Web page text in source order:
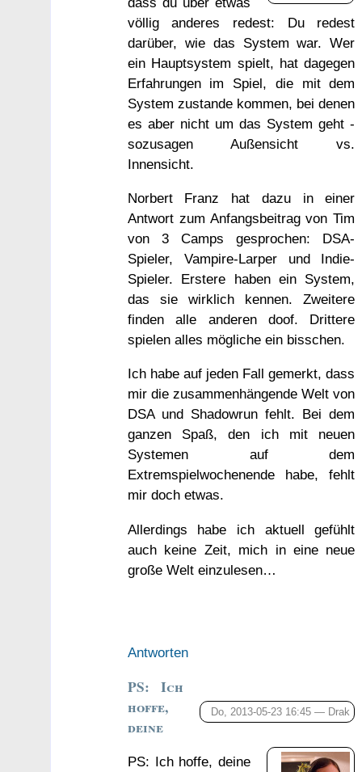
völlig anderes redest: Du redest
darüber, wie das System war. Wer
ein Hauptsystem spielt, hat dagegen
Erfahrungen im Spiel, die mit dem
System zustande kommen, bei denen
es aber nicht um das System geht -
sozusagen Außensicht vs.
Innensicht.
Norbert Franz hat dazu in einer
Antwort zum Anfangsbeitrag von Tim
von 3 Camps gesprochen: DSA-
Spieler, Vampire-Larper und Indie-
Spieler. Erstere haben ein System,
das sie wirklich kennen. Zweitere
finden alle anderen doof. Drittere
spielen alles mögliche ein bisschen.
Ich habe auf jeden Fall gemerkt, dass
mir die zusammenhängende Welt von
DSA und Shadowrun fehlt. Bei dem
ganzen Spaß, den ich mit neuen
Systemen auf dem
Extremspielwochenende habe, fehlt
mir doch etwas.
Allerdings habe ich aktuell gefühlt
auch keine Zeit, mich in eine neue
große Welt einzulesen…
Antworten
Do, 2013-05-23 16:45 — Drak
PS: Ich
hoffe,
deine
PS: Ich hoffe, deine